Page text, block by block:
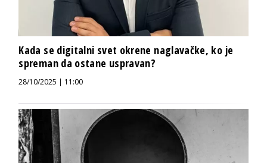
Kada se digitalni svet okrene naglavačke, ko je
spreman da ostane uspravan?
28/10/2025 | 11:00